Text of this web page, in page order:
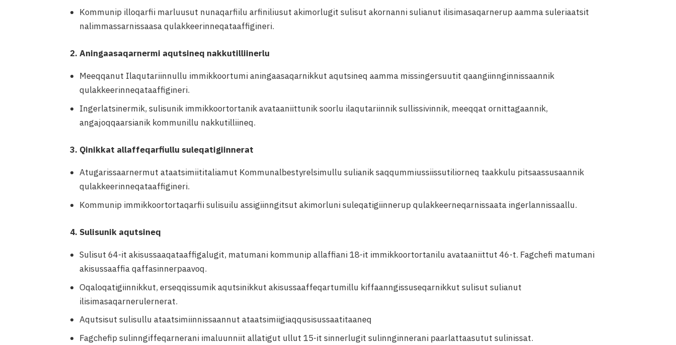
Kommunip illoqarfii marluusut nunaqarfiilu arfiniliusut akimorlugit sulisut akornanni sulianut ilisimasaqarnerup aamma suleriaatsit
nalimmassarnissaasa qulakkeerinneqataaffigineri.
2. Aningaasaqarnermi aqutsineq nakkutilliinerlu
Meeqqanut Ilaqutariinnullu immikkoortumi aningaasaqarnikkut aqutsineq aamma missingersuutit qaangiinnginnissaannik
qulakkeerinneqataaffigineri.
Ingerlatsinermik, sulisunik immikkoortortanik avataaniittunik soorlu ilaqutariinnik sullissivinnik, meeqqat ornittagaannik,
angajoqqaarsianik kommunillu nakkutilliineq.
3. Qinikkat allaffeqarfiullu suleqatigiinnerat
Atugarissaarnermut ataatsimiititaliamut Kommunalbestyrelsimullu sulianik saqqummiussiissutiliorneq taakkulu pitsaassusaannik
qulakkeerinneqataaffigineri.
Kommunip immikkoortortaqarfii sulisuilu assigiinngitsut akimorluni suleqatigiinnerup qulakkeerneqarnissaata ingerlannissaallu.
4. Sulisunik aqutsineq
Sulisut 64-it akisussaaqataaffigalugit, matumani kommunip allaffiani 18-it immikkoortortanilu avataaniittut 46-t. Fagchefi matumani
akisussaaffia qaffasinnerpaavoq.
Oqaloqatigiinnikkut, erseqqissumik aqutsinikkut akisussaaffeqartumillu kiffaanngissuseqarnikkut sulisut sulianut
ilisimasaqarnerulernerat.
Aqutsisut sulisullu ataatsimiinnissaannut ataatsimiigiaqqusisussaatitaaneq
Fagchefip sulinngiffeqarnerani imaluunniit allatigut ullut 15-it sinnerlugit sulinnginnerani paarlattaasutut sulinissat.